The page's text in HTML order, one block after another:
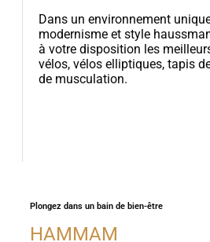
Dans un environnement
modernisme et style
à votre disposition les
vélos, vélos elliptiques, tapis
de musculation.
Plongez dans un bain de bien-être
HAMMAM